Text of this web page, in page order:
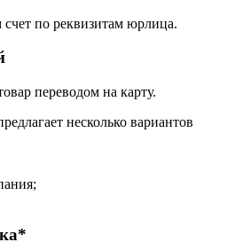
по реквизитам юрлица.
переводом на карту.
несколько вариантов